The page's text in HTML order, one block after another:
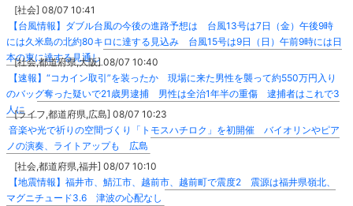
[社会] 08/07 10:41
【台風情報】ダブル台風の今後の進路予想は 台風13号は7日（金）午後9時
には久米島の北約80キロに達する見込み 台風15号は9日（日）午前9時には日
本の東に達する見通し
[社会,都道府県,大阪] 08/07 10:40
【速報】“コカイン取引”を装ったか 現場に来た男性を襲って約550万円入り
のバッグ奪った疑いで21歳男逮捕 男性は全治1年半の重傷 逮捕者はこれで3
人に
[ライフ,都道府県,広島] 08/07 10:23
音楽や光で祈りの空間づくり「トモスハチロク」を初開催 バイオリンやピア
ノの演奏、ライトアップも 広島
[社会,都道府県,福井] 08/07 10:10
【地震情報】福井市、鯖江市、越前市、越前町で震度2 震源は福井県嶺北、
マグニチュード3.6 津波の心配なし